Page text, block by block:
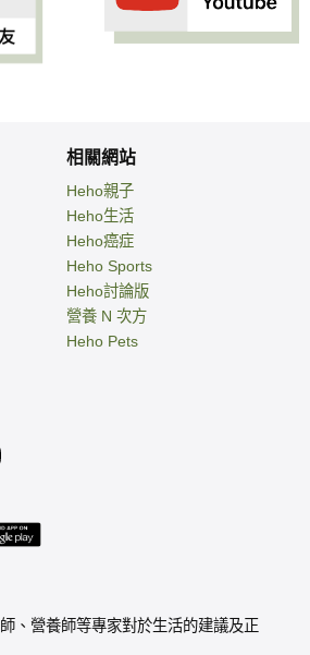
、營養師等專家對於生活的建議及正
相關網站
Heho親子
Heho生活
Heho癌症
Heho Sports
Heho討論版
營養 N 次方
Heho Pets